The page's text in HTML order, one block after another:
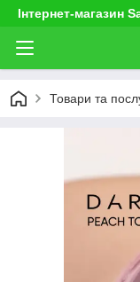
Інтернет-магазин
Товари та